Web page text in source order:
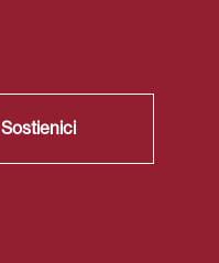
Sostienici